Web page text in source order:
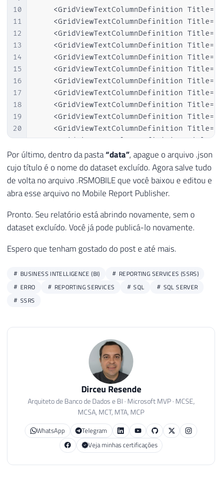
10
11
12
13
14
15
16
17
18
19
20
21
22
23
<GridViewTextColumnDefinition
<GridViewTextColumnDefinition
<GridViewTextColumnDefinition
<GridViewTextColumnDefinition
<GridViewTextColumnDefinition
<GridViewTextColumnDefinition
<GridViewTextColumnDefinition
<GridViewTextColumnDefinition
<GridViewTextColumnDefinition
<GridViewTextColumnDefinition
<GridViewTextColumnDefinition
<GridViewTextColumnDefinition
  </ColumnDefinitions>
</GalleryElement>
Por último, dentro da pasta“data”, apague o arquivo .json
cujo título é o nome do dataset excluído. Agora salve tudo
de volta no arquivo .RSMOBILE que você baixou e editou e
abra esse arquivo no Mobile Report Publisher.
Pronto. Seu relatório está abrindo novamente, sem o
dataset excluído. Você já pode publicá-lo novamente.
Espero que tenham gostado do post e até mais.
BUSINESS INTELLIGENCE (BI)
REPORTING SERVICES (SSRS)
ERRO
REPORTING SERVICES SQL
SQL SERVER
SSRS
Dirceu Resende
Arquiteto de Banco de Dados e BI · Microsoft MVP · MCSE,
MCSA, MCT, MTA, MCP
WhatsApp
Telegram
Veja minhas certificações